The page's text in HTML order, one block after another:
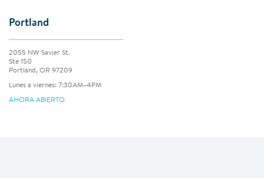
Portland
2055 NW Savier St.
Ste 150
Portland, OR 97209
Lunes a viernes: 7:30AM–4PM
AHORA ABIERTO